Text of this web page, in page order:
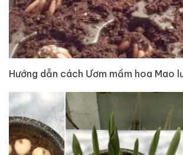
Hướng dẫn cách Ươm mầm hoa Mao